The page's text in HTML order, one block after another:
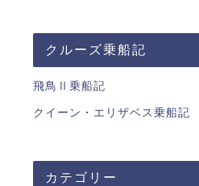
クルーズ乗船記
飛鳥Ⅱ乗船記
クイーン・エリザベス乗船記
カテゴリー